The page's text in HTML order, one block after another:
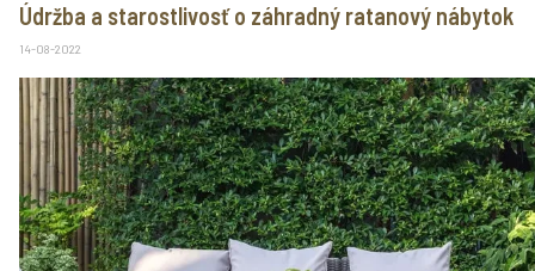
Údržba a starostlivosť o záhradný ratanový nábytok
14-08-2022